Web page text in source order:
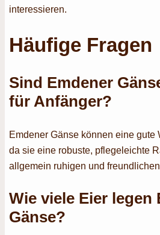
interessieren.
Häufige Fragen
Sind Emdener
für Anfänger?
Emdener Gänse können eine gute
da sie eine robuste, pflegeleichte
allgemein ruhigen und
Wie viele Eier legen
Gänse?